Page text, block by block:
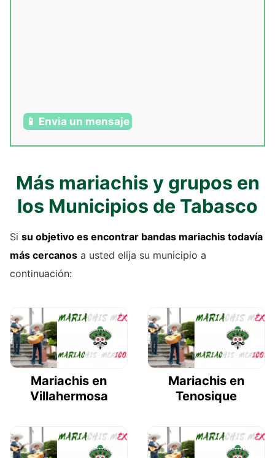
📱 Envia un mensaje
Más mariachis y grupos en
los Municipios de Tabasco
Si su objetivo es encontrar bandas mariachis todavía
más cercanos a usted elija su municipio a
continuación:
Mariachis en
Villahermosa
Mariachis en
Tenosique